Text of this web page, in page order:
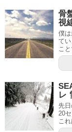
骨
視
僕
て
こ
レ
先
20
こ